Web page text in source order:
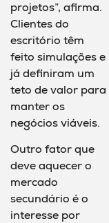
projetos”, afirma.
Clientes do
escritório têm
feito simulações e
já definiram um
teto de valor para
manter os
negócios viáveis.
Outro fator que
deve aquecer o
mercado
secundário é o
interesse por